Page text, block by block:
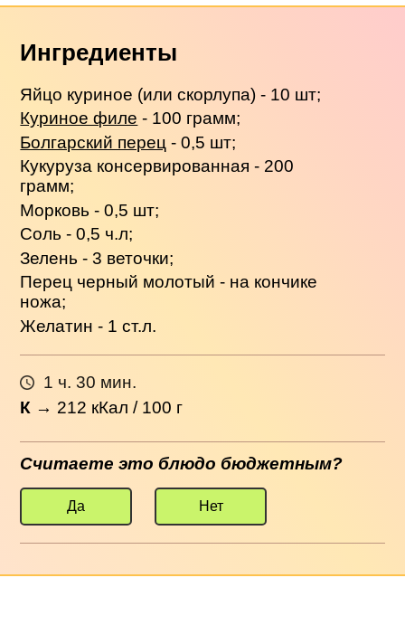
Ингредиенты
Яйцо куриное (или скорлупа) - 10 шт;
Куриное филе - 100 грамм;
Болгарский перец - 0,5 шт;
Кукуруза консервированная - 200
грамм;
Морковь - 0,5 шт;
Соль - 0,5 ч.л;
Зелень - 3 веточки;
Перец черный молотый - на кончике
ножа;
Желатин - 1 ст.л.
1 ч. 30 мин.
К → 212 кКал / 100 г
Считаете это блюдо бюджетным?
Да Нет